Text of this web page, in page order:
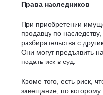
Права наследников
При приобретении
продавцу по наследству,
разбирательства с
Они могут предъявить
подать иск в суд.
Кроме того, есть риск,
завещание, по